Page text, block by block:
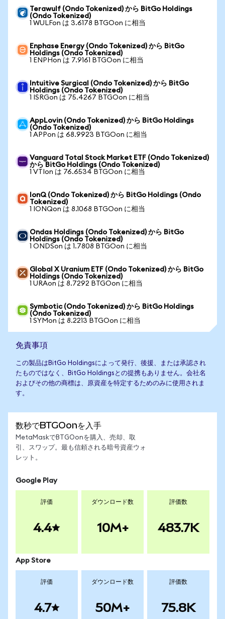
Terawulf (Ondo Tokenized) から BitGo Holdings
(Ondo Tokenized)
1 WULFon は 3.6178 BTGOon に相当
Enphase Energy (Ondo Tokenized) から BitGo
Holdings (Ondo Tokenized)
1 ENPHon は 7.9161 BTGOon に相当
Intuitive Surgical (Ondo Tokenized) から BitGo
Holdings (Ondo Tokenized)
1 ISRGon は 75.4267 BTGOon に相当
AppLovin (Ondo Tokenized) から BitGo Holdings
(Ondo Tokenized)
1 APPon は 68.9923 BTGOon に相当
Vanguard Total Stock Market ETF (Ondo Tokenized)
から BitGo Holdings (Ondo Tokenized)
1 VTIon は 76.6534 BTGOon に相当
IonQ (Ondo Tokenized) から BitGo Holdings (Ondo
Tokenized)
1 IONQon は 8.1068 BTGOon に相当
Ondas Holdings (Ondo Tokenized) から BitGo
Holdings (Ondo Tokenized)
1 ONDSon は 1.7808 BTGOon に相当
Global X Uranium ETF (Ondo Tokenized) から BitGo
Holdings (Ondo Tokenized)
1 URAon は 8.7292 BTGOon に相当
Symbotic (Ondo Tokenized) から BitGo Holdings
(Ondo Tokenized)
1 SYMon は 8.2213 BTGOon に相当
免責事項
この製品はBitGo Holdingsによって発行、後援、または承認され
たものではなく、BitGo Holdingsとの提携もありません。会社名
およびその他の商標は、原資産を特定するためのみに使用されま
す。
数秒でBTGOonを入手
MetaMaskでBTGOonを購入、売却、取
引、スワップ。最も信頼される暗号資産ウォ
レット。
Google Play
評価
4.4
ダウンロード数
10M+
評価数
483.7K
App Store
評価
4.7
ダウンロード数
50M+
評価数
75.8K